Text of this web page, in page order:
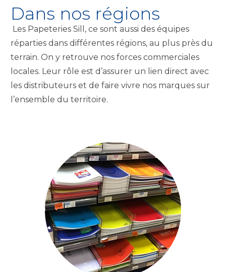
Dans nos régions
Les Papeteries Sill, ce sont aussi des équipes
réparties dans différentes régions, au plus près du
terrain. On y retrouve nos forces commerciales
locales. Leur rôle est d’assurer un lien direct avec
les distributeurs et de faire vivre nos marques sur
l’ensemble du territoire.